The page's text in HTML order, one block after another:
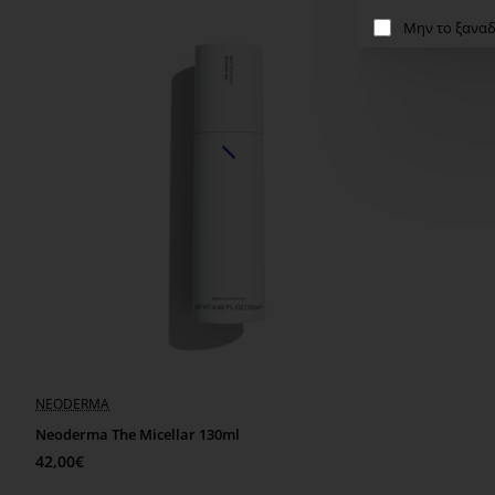
Μην το
NEODERMA
Neoderma The Micellar 130ml
42,00€